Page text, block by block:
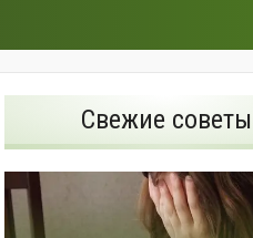
Свежие советы